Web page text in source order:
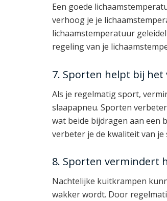
Een goede
verhoog je je
lichaamstemperatuur
regeling van je
7. Sporten helpt bij
Als je regelmatig sport,
slaapapneu. Sporten
wat beide bijdragen aan een
verbeter je de kwaliteit van je
8. Sporten vermindert
Nachtelijke kuitkrampen
wakker wordt. Door